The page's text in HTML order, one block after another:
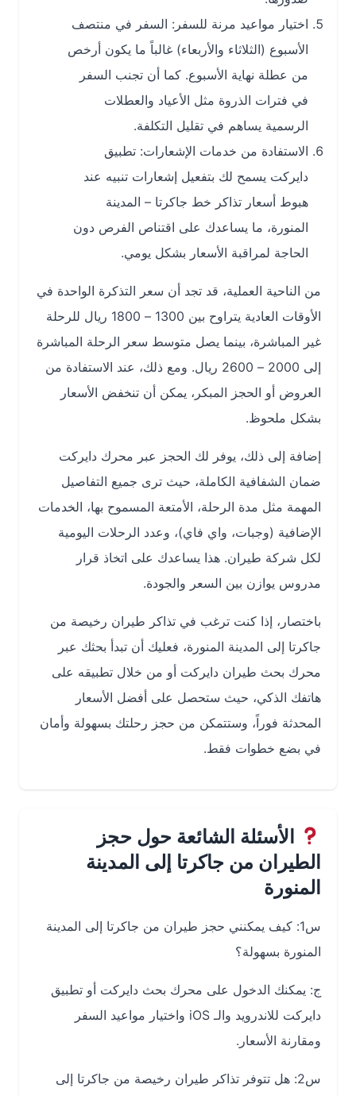
اختيار مواعيد مرنة للسفر: السفر في منتصف
الأسبوع (الثلاثاء والأربعاء) غالباً ما يكون أرخص
من عطلة نهاية الأسبوع. كما أن تجنب السفر
في فترات الذروة مثل الأعياد والعطلات
الرسمية يساهم في تقليل التكلفة.
الاستفادة من خدمات الإشعارات: تطبيق
دايركت يسمح لك بتفعيل إشعارات تنبيه عند
هبوط أسعار تذاكر خط جاكرتا – المدينة
المنورة، ما يساعدك على اقتناص الفرص دون
الحاجة لمراقبة الأسعار بشكل يومي.
من الناحية العملية، قد تجد أن سعر التذكرة الواحدة في
الأوقات العادية يتراوح بين 1300 – 1800 ريال للرحلة
غير المباشرة، بينما يصل متوسط سعر الرحلة المباشرة
إلى 2000 – 2600 ريال. ومع ذلك، عند الاستفادة من
العروض أو الحجز المبكر، يمكن أن تنخفض الأسعار
بشكل ملحوظ.
إضافة إلى ذلك، يوفر لك الحجز عبر محرك دايركت
ضمان الشفافية الكاملة، حيث ترى جميع التفاصيل
المهمة مثل مدة الرحلة، الأمتعة المسموح بها، الخدمات
الإضافية (وجبات، واي فاي)، وعدد الرحلات اليومية
لكل شركة طيران. هذا يساعدك على اتخاذ قرار
مدروس يوازن بين السعر والجودة.
باختصار، إذا كنت ترغب في تذاكر طيران رخيصة من
جاكرتا إلى المدينة المنورة، فعليك أن تبدأ بحثك عبر
محرك بحث طيران دايركت أو من خلال تطبيقه على
هاتفك الذكي، حيث ستحصل على أفضل الأسعار
المحدثة فوراً، وستتمكن من حجز رحلتك بسهولة وأمان
في بضع خطوات فقط.
الأسئلة الشائعة حول حجز
الطيران من جاكرتا إلى المدينة
المنورة
س1: كيف يمكنني حجز طيران من جاكرتا إلى المدينة
المنورة بسهولة؟
ج: يمكنك الدخول على محرك بحث دايركت أو تطبيق
دايركت للاندرويد والـ iOS واختيار مواعيد السفر
ومقارنة الأسعار.
س2: هل تتوفر تذاكر طيران رخيصة من جاكرتا إلى